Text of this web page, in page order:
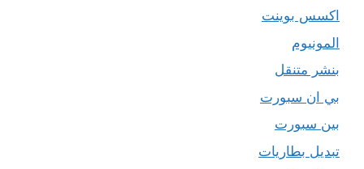
اكسس بوينت
المونيوم
بنشر متنقل
بي ان سبورت
بين سبورت
تبديل بطاريات